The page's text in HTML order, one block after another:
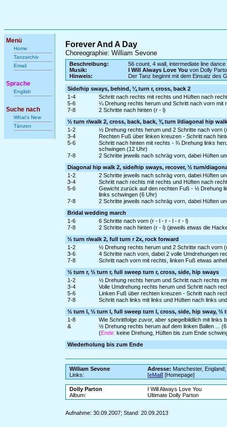
Menü
Home
Tanzarchiv
Email
Sprache
English
Suche nach
What's New
Tänzen
Forever And A Day
Choreographie: William Sevone
Beschreibung:
56 count, 4 wall, intermediate line dance
Musik:
I Will Always Love You von Dolly
Hinweis:
Der Tanz beginnt mit dem Einsatz des
Side/hip sways, behind, ¼ turn r, cross, back 2
1-4
Schritt nach rechts mit rechts und Hüften nach
5-6
¼ Drehung rechts herum und Schritt nach vorn
7-8
2 Schritte nach hinten (r - l)
½ turn r/walk 2, cross, back, back, ¾ turn l/diagonal hip
1-2
½ Drehung rechts herum und 2 Schritte nach vorn
3-4
Rechten Fuß über linken kreuzen - Schritt nach
5-6
Schritt nach hinten mit rechts - ¾ Drehung links
schwingen (12 Uhr)
7-8
2 Schritte jeweils nach schräg vorn, dabei Hüften
Diagonal hip walk 2, side/hip sways, recover, ½ turn/
1-2
2 Schritte jeweils nach schräg vorn, dabei Hüften
3-4
Schritt nach rechts mit rechts und Hüften nach
5-6
Gewicht zurück auf den rechten Fuß - ½ Drehung
links schwingen (6 Uhr)
7-8
2 Schritte jeweils nach schräg vorn, dabei Hüften
Bridal wedding march
1-6
6 Schritte nach vorn (r - l - r - l - r - l)
7-8
2 Schritte nach hinten (r - l) (jeweils etwas die
½ turn r/walk 2, full turn r 2x, rock forward
1-2
½ Drehung rechts herum und 2 Schritte nach vorn
3-6
4 Schritte nach vorn, dabei 2 volle Umdrehungen
7-8
Schritt nach vorn mit rechts, linken Fuß etwas
½ turn r, ½ turn r, full sweep turn r, cross, side, hip sways
1-2
½ Drehung rechts herum und Schritt nach rechts
3-4
Volle Umdrehung rechts herum und Schritt nach
5-6
Linken Fuß über rechten kreuzen - Schritt nach
7-8
Schritt nach links mit links und Hüften nach links
½ turn l, ½ turn l, full sweep turn l, cross, side, hip sway, ½
1-8
Wie Schrittfolge zuvor, aber spiegelbildlich mit links
&
½ Drehung rechts herum auf dem linken Ballen ...
(Ende: keine Drehung, Hüften bis zum Ende
Wiederholung bis zum Ende
William Sevone Adresse: Manchester,
Links:
[eMail] [Homepage]
Dolly Parton
I Will Always Love You
Album:
Ultimate Dolly Parton
Aufnahme: 30.09.2007; Stand: 20.09.2013